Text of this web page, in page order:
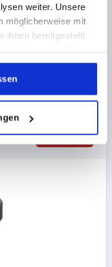
weiter. Unsere
möglicherweise mit
ihnen bereitgestellt
H=17,
DETAILS